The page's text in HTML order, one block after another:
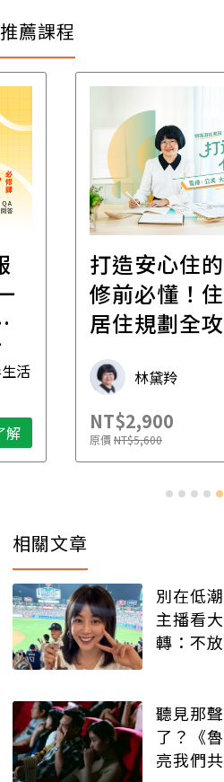
推薦課程
活
解
打造安心住
修前必懂！
居住規劃全
林黛羚
NT$2,900
原價NT$5,600
相關文章
別在低
主播看
轉：不
聽見那
了？《
亮我們